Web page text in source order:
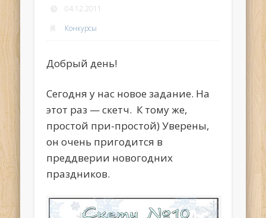
04.12.2011
Конкурсы
Добрый день!
Сегодня у нас новое задание. На
этот раз — скетч. К тому же,
простой при-простой) Уверены,
он очень пригодится в
преддверии новогодних
праздников.